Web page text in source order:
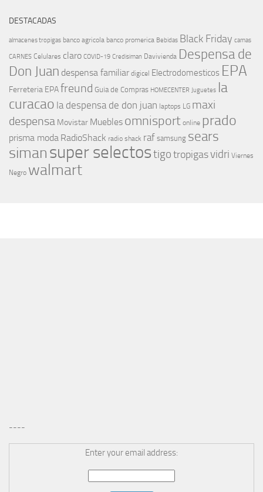
DESTACADAS
almacenes tropigas banco agricola banco promerica Bebidas Black Friday camas
CARNES Celulares claro COVID-19 Credisiman Davivienda Despensa de
Don Juan despensa familiar digicel Electrodomesticos EPA
Ferreteria EPAfreund Guia de Compras HOMECENTER Juguetes la
curacao la despensa de don juan laptops LG maxi
despensa Movistar Muebles omnisport online prado
prisma moda RadioShack radio shack raf samsung sears
simansuper selectostigotropigasvidri Viernes
Negro walmart
----
Enter your email address: